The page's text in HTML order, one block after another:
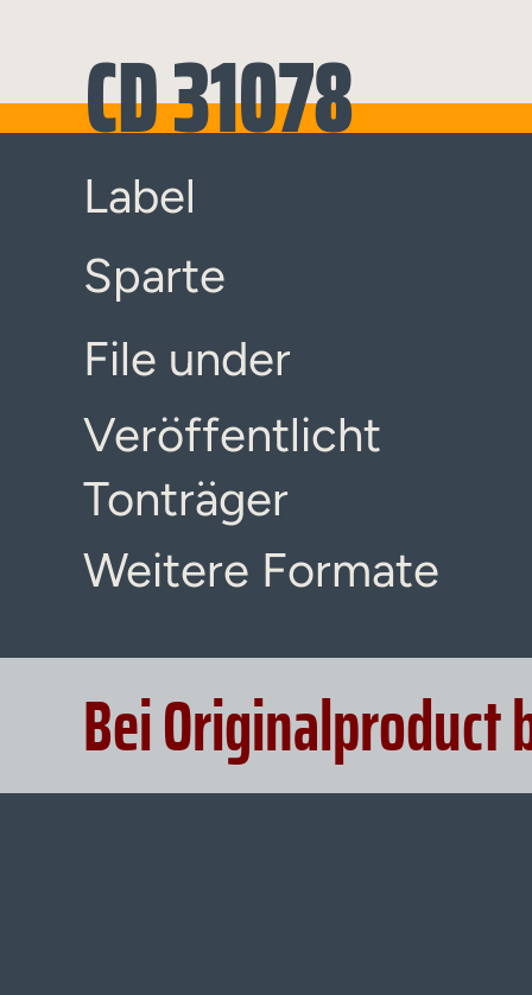
CD 31078
Label
Sparte
File under
Veröffentlicht
Tonträger
Weitere Formate
Bei Originalproduct